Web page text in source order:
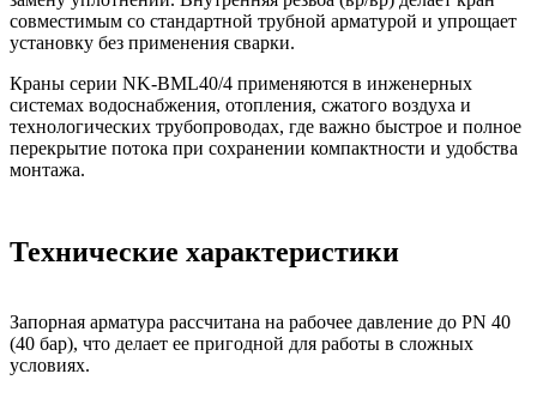
совместимым со стандартной трубной арматурой и упрощает
установку без применения сварки.
Краны серии NK-BML40/4 применяются в инженерных
системах водоснабжения, отопления, сжатого воздуха и
технологических трубопроводах, где важно быстрое и полное
перекрытие потока при сохранении компактности и удобства
монтажа.
Технические характеристики
Запорная арматура рассчитана на рабочее давление до PN 40
(40 бар), что делает ее пригодной для работы в сложных
условиях.